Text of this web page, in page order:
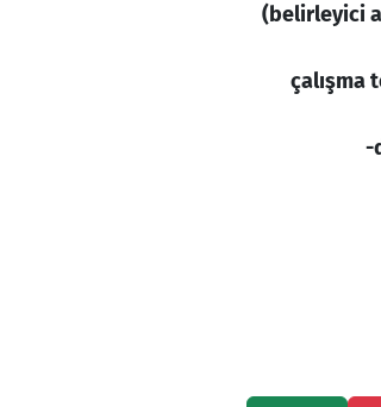
(belirleyici
çalışma
-